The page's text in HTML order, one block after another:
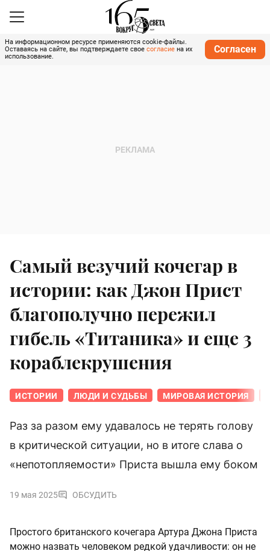
На информационном ресурсе применяются cookie-файлы.
Оставаясь на сайте, вы подтверждаете свое согласие на их
использование.
Согласен
Самый везучий кочегар в
истории: как Джон Прист
благополучно пережил
гибель «Титаника» и еще 3
кораблекрушения
ИСТОРИИ ЛЮДИ И СУДЬБЫ МИРОВАЯ ИСТОРИЯ
Раз за разом ему удавалось не терять голову
в критической ситуации, но в итоге слава о
«непотопляемости» Приста вышла ему боком
19 мая 2025 ОБСУДИТЬ
Простого британского кочегара Артура Джона Приста
можно назвать человеком редкой удачливости: он не